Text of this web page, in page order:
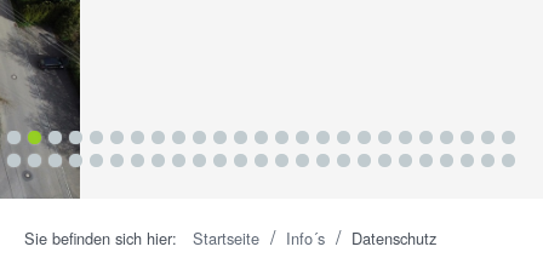
1 2 3 4 5 6 7 8 9 10 11 12 13 14 15 16 17 18 19 20 21 22 23 24 25
2627 2829 30 31 32 33 34 35 36 37 38 39 40 41 42 43 44 45 46 47 48 49 50
Sie befinden sich hier: Startseite / Info´s / Datenschutz